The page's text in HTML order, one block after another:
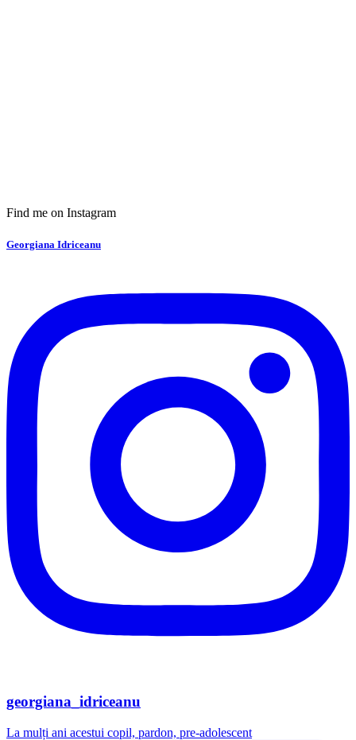
Find me on Instagram
Georgiana Idriceanu
georgiana_idriceanu
La mulți ani acestui copil, pardon, pre-adolescent